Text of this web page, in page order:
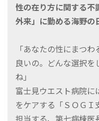
性の在り方に関する不
外来」に勤める海野の
「あなたの性にまつ
良いの。どんな選択を
ね」
富士見ウエスト病院に
をケアする「ＳＯＧ
担当する、第七病棟医